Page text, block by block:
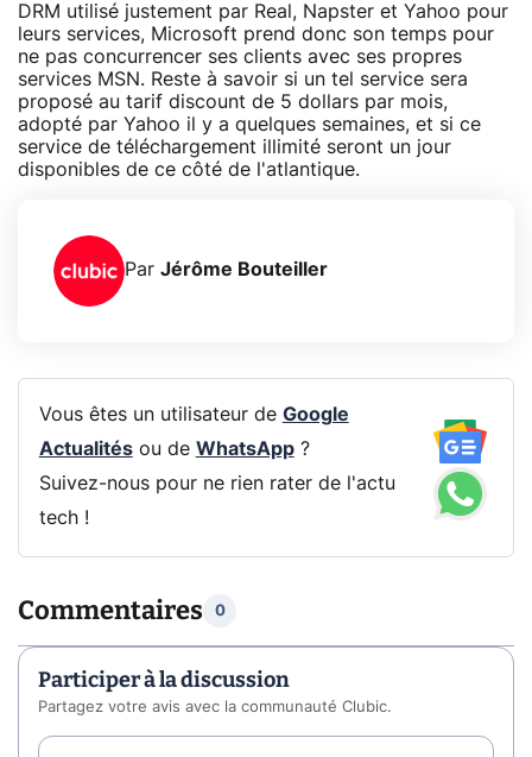
DRM utilisé justement par Real, Napster et Yahoo pour
leurs services, Microsoft prend donc son temps pour
ne pas concurrencer ses clients avec ses propres
services MSN. Reste à savoir si un tel service sera
proposé au tarif discount de 5 dollars par mois,
adopté par Yahoo il y a quelques semaines, et si ce
service de téléchargement illimité seront un jour
disponibles de ce côté de l'atlantique.
Par Jérôme Bouteiller
Vous êtes un utilisateur de Google
Actualitésou de WhatsApp?
Suivez-nous pour ne rien rater de l'actu
tech !
Commentaires 0
Participer à la discussion
Partagez votre avis avec la communauté Clubic.